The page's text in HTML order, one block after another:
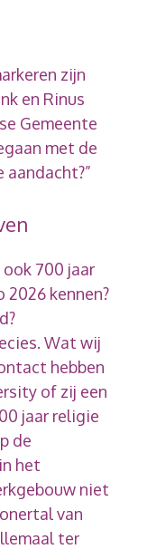
zijn
en Rinus
Gemeente
met de
aandacht?”
700 jaar
kennen?
Wat wij
hebben
of zij een
jaar religie
de
het
niet
van
ter